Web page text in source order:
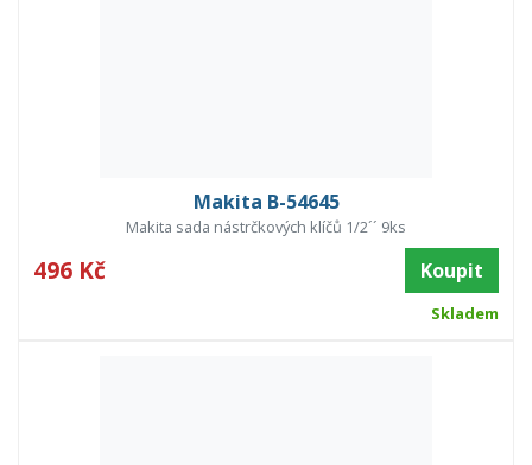
Makita B-54645
Makita sada nástrčkových klíčů 1/2´´ 9ks
496 Kč Koupit
Skladem